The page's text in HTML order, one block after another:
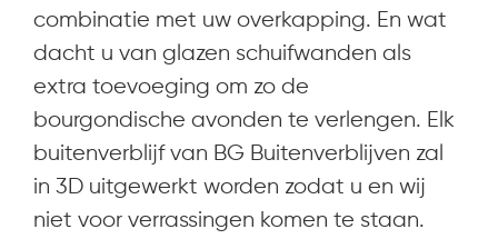
combinatie met uw overkapping. En wat
dacht u van glazen schuifwanden als
extra toevoeging om zo de
bourgondische avonden te verlengen. Elk
buitenverblijf van BG Buitenverblijven zal
in 3D uitgewerkt worden zodat u en wij
niet voor verrassingen komen te staan.